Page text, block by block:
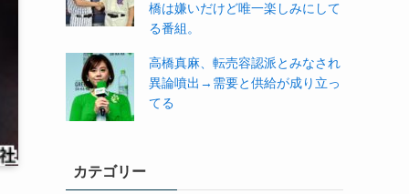
橋は嫌いだけど唯一楽しみにして
る番組。
高橋真麻、転売容認派とみなされ
異論噴出→需要と供給が成り立っ
てる
カテゴリー